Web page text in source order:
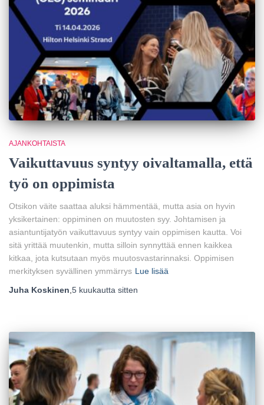
AJANKOHTAISTA
Vaikuttavuus syntyy oivaltamalla, että
työ on oppimista
Otsikon väite saattaa aluksi hämmentää, mutta asia on hyvin
yksikertainen: oppiminen on muutosten syy. Johtamisen ja
asiantuntijatyön vaikuttavuus syntyy vain oppimisen kautta. Voi
sitä yrittää muutenkin, mutta silloin synnyttää ennen kaikkea
kitkaa, jota kutsutaan myös muutosvastarinnaksi. Oppimisen
merkityksen syvällinen ymmärrys Lue lisää
Juha Koskinen,5 kuukautta sitten